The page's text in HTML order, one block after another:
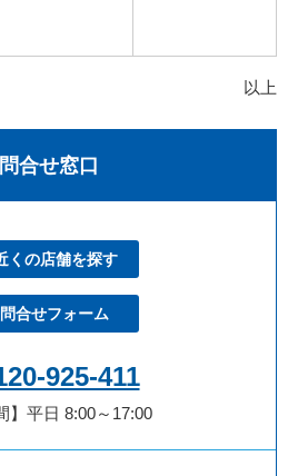
以上
合せ窓口
くの店舗を探す
合せフォーム
925-411
】平日 8:00～17:00